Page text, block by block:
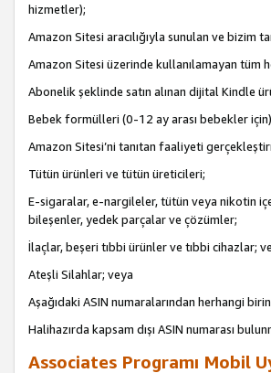
hizmetler);
Amazon Sitesi aracılığıyla sunulan ve bizim
Amazon Sitesi üzerinde kullanılamayan tüm
Abonelik şeklinde satın alınan dijital Kindle
Bebek formülleri (0-12 ay arası bebekler
Amazon Sitesi’ni tanıtan faaliyeti
Tütün ürünleri ve tütün üreticileri;
E-sigaralar, e-nargileler, tütün veya nikotin
bileşenler, yedek parçalar ve çözümler;
İlaçlar, beşeri tıbbi ürünler ve tıbbi cihazlar;
Ateşli Silahlar; veya
Aşağıdaki ASIN numaralarından herhangi
Halihazırda kapsam dışı ASIN numarası
Associates Programı Mobil